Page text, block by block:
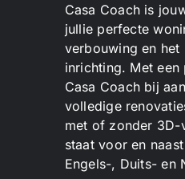
Casa Coach is
jullie perfecte
verbouwing en
inrichting. Met
Casa Coach bij
volledige
met of zonder 3D-
staat voor en
Engels-, Duits- en